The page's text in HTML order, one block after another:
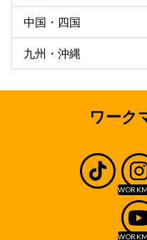
中国・四国
九州・沖縄
ワーク